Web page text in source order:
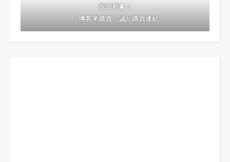
我的新書！
｜博客來購買｜誠品購買連結